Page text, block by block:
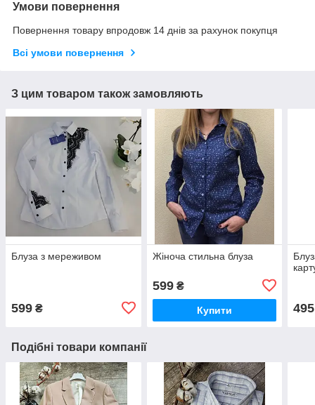
Умови повернення
Повернення товару впродовж 14 днів за рахунок покупця
Всі умови повернення
З цим товаром також замовляють
Блуза з мереживом
599 ₴
Жіноча стильна блуза
599₴
Купити 495
Подібні товари компанії